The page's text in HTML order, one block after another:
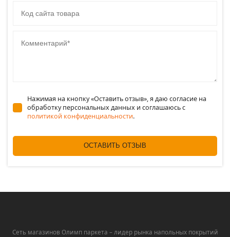
Нажимая на кнопку «Оставить отзыв», я даю согласие на
обработку персональных данных и соглашаюсь c
политикой конфиденциальности.
ОСТАВИТЬ ОТЗЫВ
Сеть магазинов Олимп паркета – лидер рынка напольных покрытий